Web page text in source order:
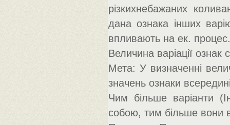
різкихнебажаних
дана ознака інших
впливають на ек. процес.
Величина варіації ознак
Мета: У визначенні
значень ознаки
Чим більше варіанти
собою, тим більше вони